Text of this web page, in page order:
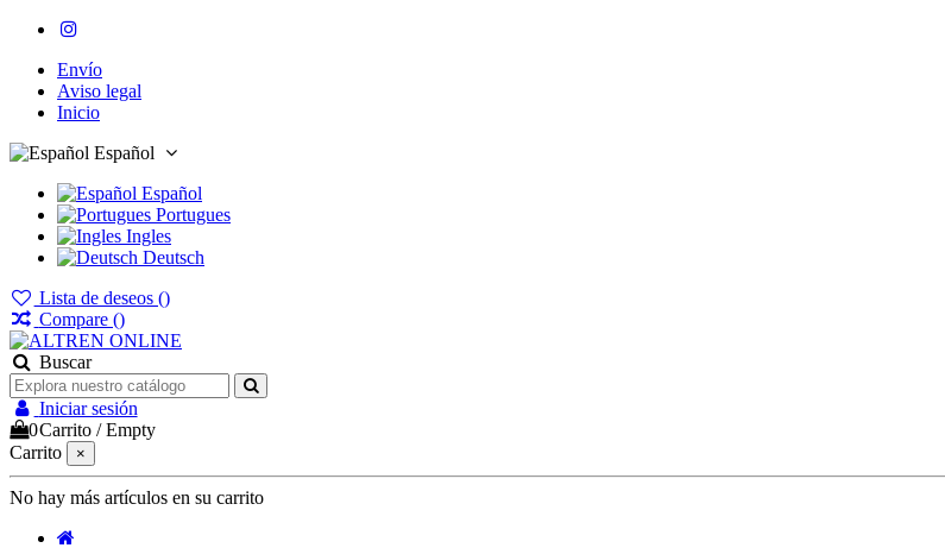
Envío
Aviso legal
Inicio
Español
Español
Portugues
Ingles
Deutsch
Lista de deseos ()
Compare ()
Buscar
Iniciar sesión
0Carrito /Empty
Carrito
×
No hay más artículos en su carrito